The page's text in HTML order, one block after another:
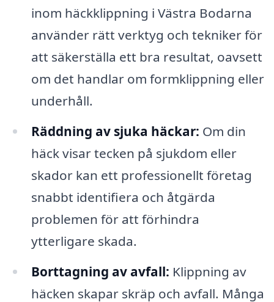
inom häckklippning i Västra Bodarna
använder rätt verktyg och tekniker för
att säkerställa ett bra resultat, oavsett
om det handlar om formklippning eller
underhåll.
Räddning av sjuka häckar: Om din
häck visar tecken på sjukdom eller
skador kan ett professionellt företag
snabbt identifiera och åtgärda
problemen för att förhindra
ytterligare skada.
Borttagning av avfall: Klippning av
häcken skapar skräp och avfall. Många